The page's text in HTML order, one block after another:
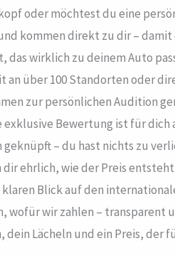
oder möchtest du eine
kommen direkt zu dir –
das wirklich zu deinem Auto
an über 100 Standorten oder
zur persönlichen Audition
exklusive Bewertung ist für
– du hast nichts zu
dir ehrlich, wie der Preis
klaren Blick auf den
wofür wir zahlen – transparent
dein Lächeln und ein Preis, der